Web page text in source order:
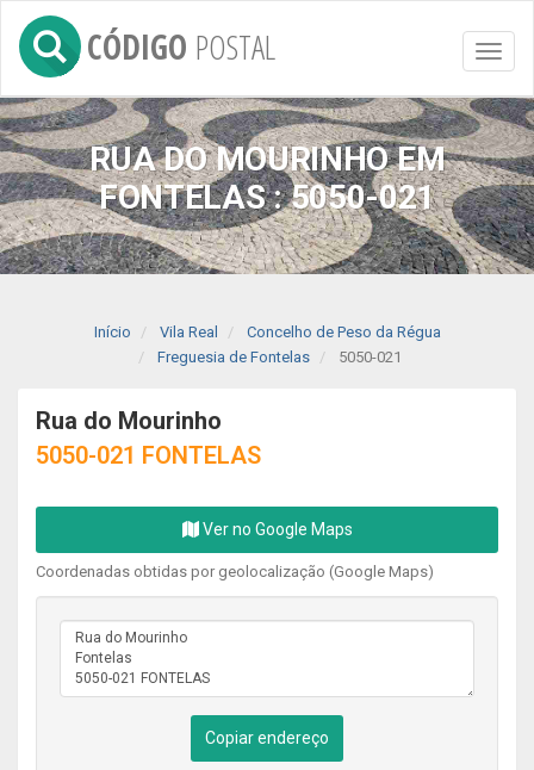
Toggle
CÓDIGO POSTAL
RUA DO MOURINHO EM
FONTELAS : 5050-021
Início Vila Real
Concelho de Peso da Régua
Freguesia de Fontelas
5050-021
Rua do Mourinho
5050-021 FONTELAS
Ver no Google Maps
Coordenadas obtidas por geolocalização (Google Maps)
Copiar endereço